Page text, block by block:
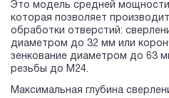
Это модель средней
которая позволяет
обработки отверстий:
диаметром до 32 мм или
зенкование диаметром до 63
резьбы до М24.
Максимальная глубина